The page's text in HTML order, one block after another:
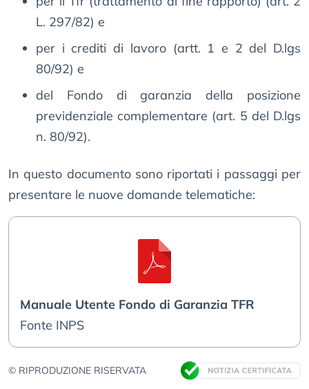
L. 297/82) e
per i crediti di lavoro (artt. 1 e 2 del D.lgs
80/92) e
del Fondo di garanzia della posizione
previdenziale complementare (art. 5 del D.lgs
n. 80/92).
In questo documento sono riportati i passaggi per
presentare le nuove domande telematiche:
Manuale Utente Fondo di Garanzia TFR
Fonte INPS
© RIPRODUZIONE RISERVATA